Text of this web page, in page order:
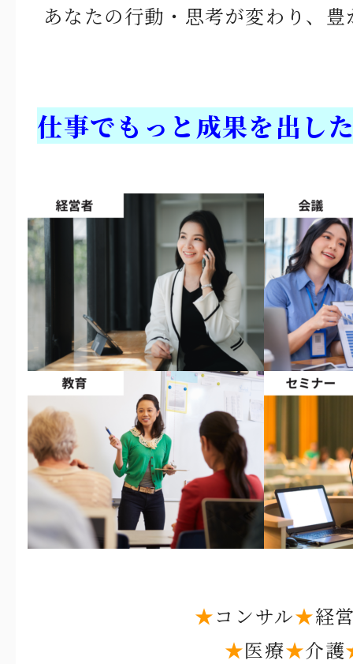
あなたの行動・思考が変わり、 豊
仕事でもっと成果を出し
★コンサル★経
★医療★介護